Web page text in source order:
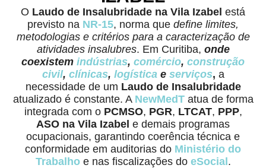
O Laudo de Insalubridade na Vila Izabel está
previsto na NR-15, norma que define limites,
metodologias e critérios para a caracterização de
atividades insalubres. Em Curitiba, onde
coexistem indústrias, comércio, construção
civil, clínicas, logísticae serviços, a
necessidade de um Laudo de Insalubridade
atualizado é constante. A NewMedT atua de forma
integrada com o PCMSO, PGR, LTCAT, PPP,
ASO na Vila Izabel e demais programas
ocupacionais, garantindo coerência técnica e
conformidade em auditorias do Ministério do
Trabalhoe nas fiscalizações do eSocial.